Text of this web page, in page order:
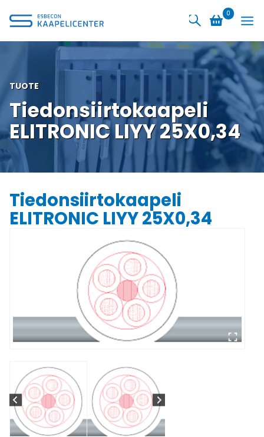
sisältöön
0
TUOTE
Tiedonsiirtokaapeli
ELITRONIC LIYY 25X0,34
Tiedonsiirtokaapeli
ELITRONIC LIYY 25X0,34